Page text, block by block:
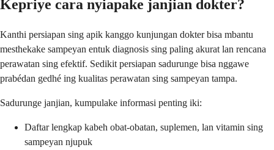
Kepriye cara nyiapake janjian dokter?
Kanthi persiapan sing apik kanggo kunjungan dokter bisa mbantu
mesthekake sampeyan entuk diagnosis sing paling akurat lan rencana
perawatan sing efektif. Sedikit persiapan sadurunge bisa nggawe
prabédan gedhé ing kualitas perawatan sing sampeyan tampa.
Sadurunge janjian, kumpulake informasi penting iki:
Daftar lengkap kabeh obat-obatan, suplemen, lan vitamin sing
sampeyan njupuk